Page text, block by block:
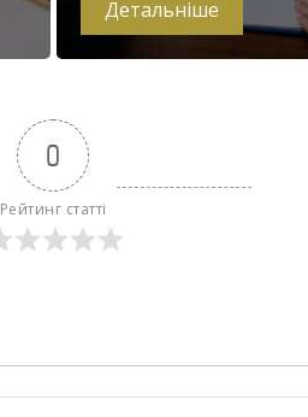
Детальніше
0
Рейтинг статті